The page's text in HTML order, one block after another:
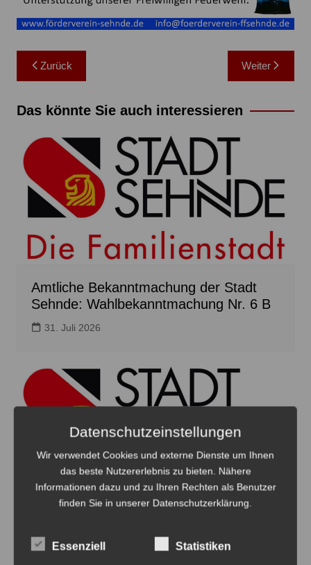
Beitragsnavigation
Zurück Weiter
Das könnte Sie auch interessieren
Amtliche Bekanntmachung der Stadt
Sehnde: Wahlbekanntmachung Nr. 6 B
31. Juli 2026
Sehnde: Bebauungsplan Nr. 114
„Eichenkamp“
Datenschutzeinstellungen
Wir verwendet Cookies und externe Dienste um Ihnen
das beste Nutzererlebnis zu bieten. Nähere
Informationen dazu und zu Ihren Rechten als Benutzer
finden Sie in unserer Datenschutzerklärung.
Essenziell Statistiken